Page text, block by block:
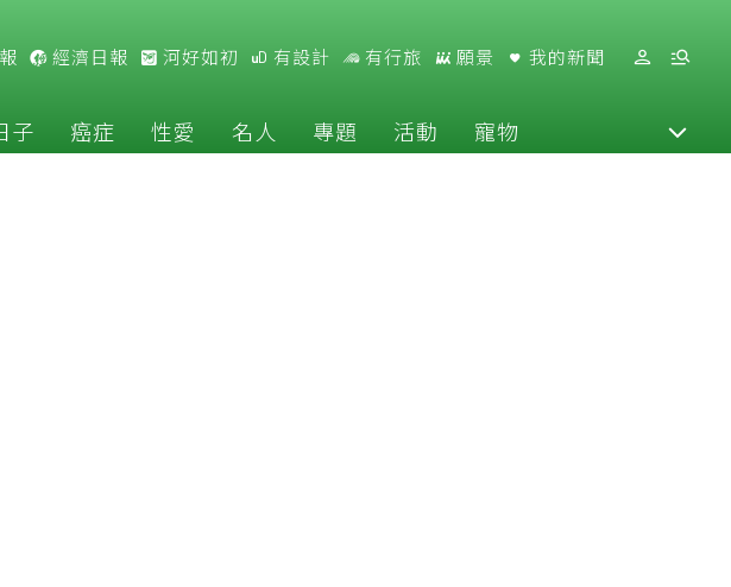
經濟日報 河好如初 有設計 有行旅 願景 我的新聞
子 癌症 性愛 名人 專題 活動 寵物